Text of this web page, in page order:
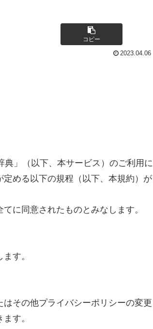
コピー
2023.04.06
」（以下、本サービス）のご利用に
める以下の規程（以下、本規約）が
に同意されたものとみなします。
す。
その他プライバシーポリシーの変更
す。